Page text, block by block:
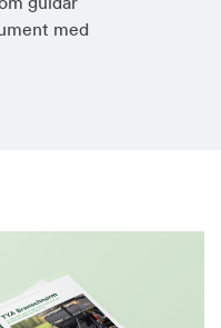
med